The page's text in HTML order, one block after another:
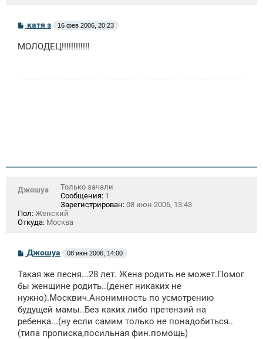
С
б
катя з 16 фев 2006, 20:23
МОЛОДЕЦ!!!!!!!!!!!!
Джошуа
Только зачали
Сообщения: 1
Зарегистрирован: 08 июн 2006, 13:43
Пол: Женский
Откуда: Москва
С
б
щ
н
и
е
Джошуа 08 июн 2006, 14:00
Такая же песня...28 лет. Жена родить не может.Помог
бы женщине родить..(денег никаких не
нужно).Москвич.Анонимность по усмотрению
будущей мамы..Без каких либо претензий на
ребенка...(ну если самим только не понадобиться..
(типа прописка,посильная фин.помощь)